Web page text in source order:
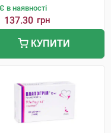
Є в наявності
137.30 грн
КУПИТИ